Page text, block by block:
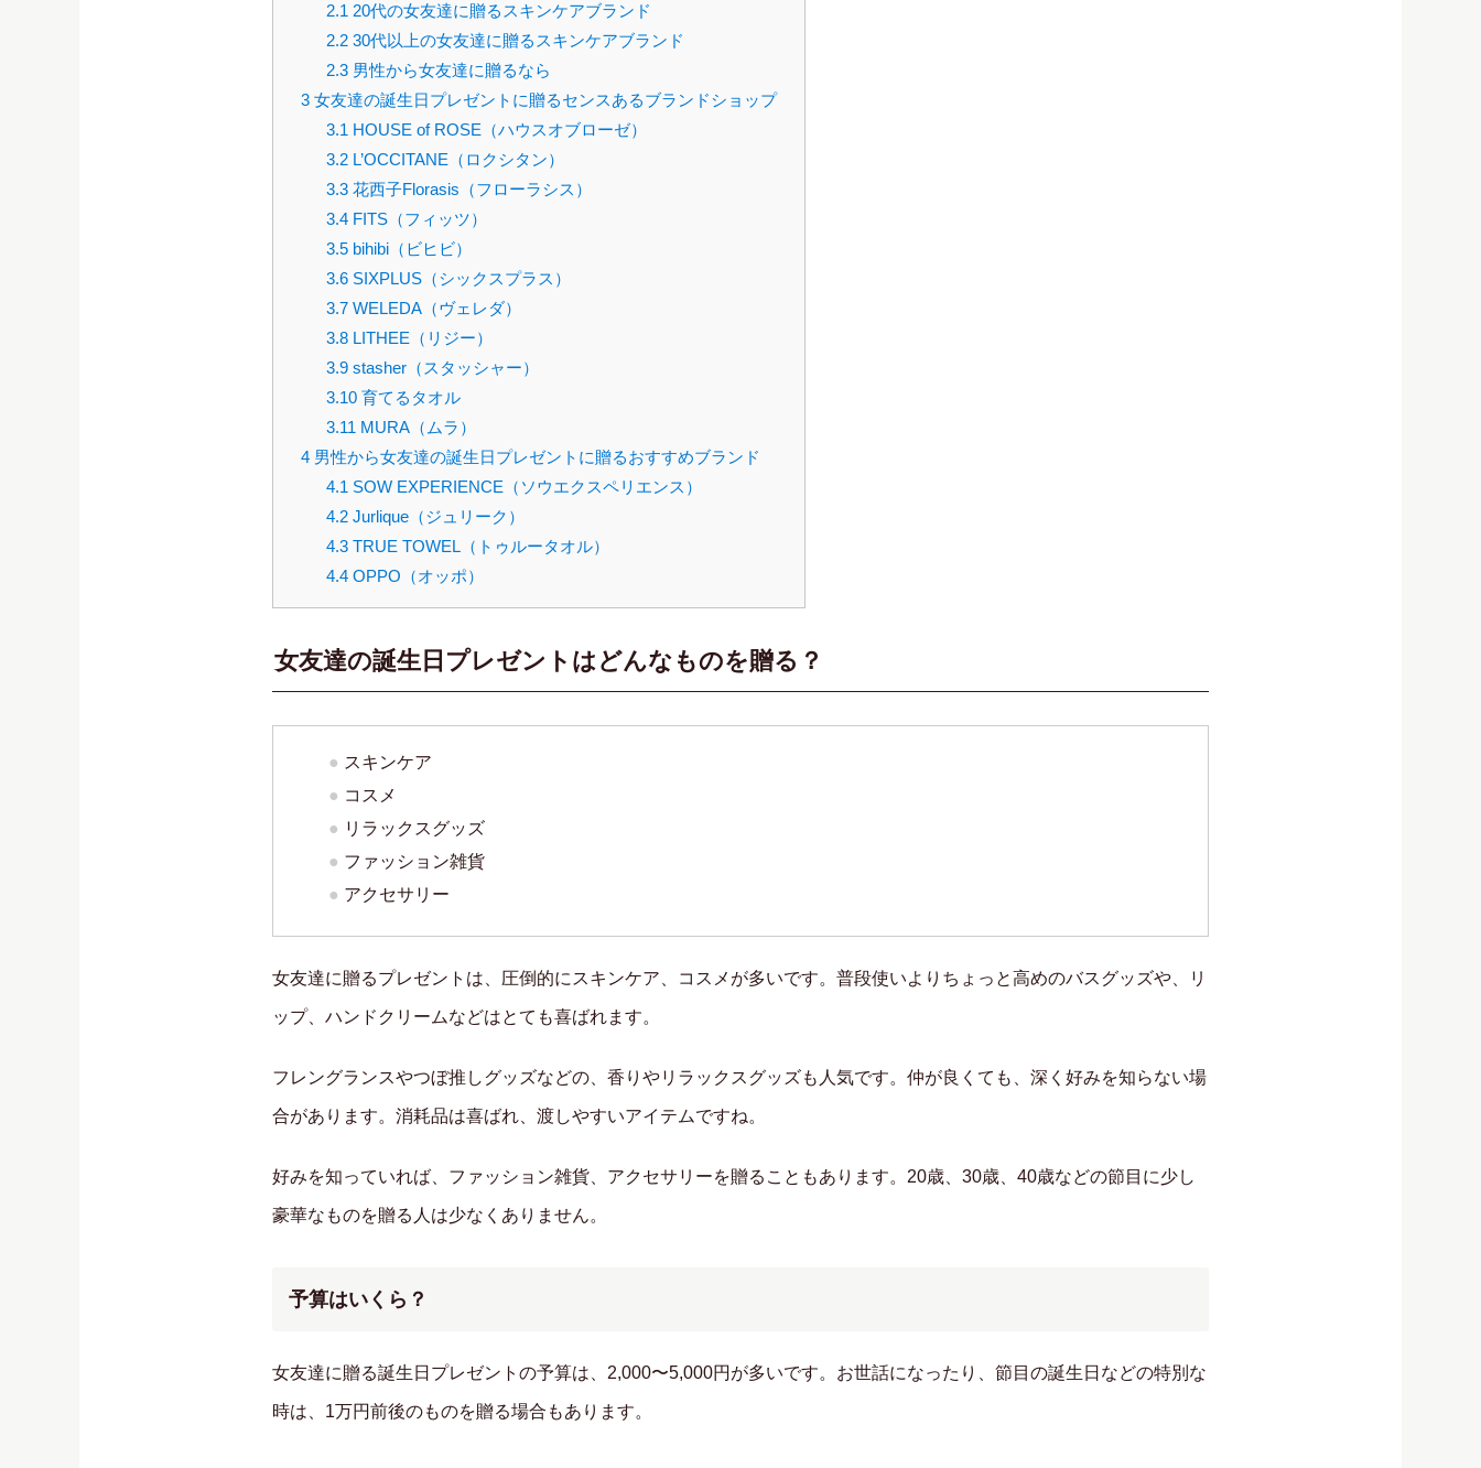
2.1 20代の女友達に贈るスキンケアブランド
2.230代以上の女友達に贈るスキンケアブランド
2.3男性から女友達に贈るなら
3 女友達の誕生日プレゼントに贈るセンスあるブランドショップ
3.1 HOUSE of ROSE（ハウスオブローゼ）
3.2L’OCCITANE（ロクシタン）
3.3花西子Florasis（フローラシス）
3.4FITS（フィッツ）
3.5bihibi（ビヒビ）
3.6SIXPLUS（シックスプラス）
3.7WELEDA（ヴェレダ）
3.8LITHEE（リジー）
3.9stasher（スタッシャー）
3.10育てるタオル
3.11 MURA（ムラ）
4 男性から女友達の誕生日プレゼントに贈るおすすめブランド
4.1 SOW EXPERIENCE（ソウエクスペリエンス）
4.2Jurlique（ジュリーク）
4.3TRUE TOWEL（トゥルータオル）
4.4OPPO（オッポ）
女友達の誕生日プレゼントはどんなものを贈る？
スキンケア
コスメ
リラックスグッズ
ファッション雑貨
アクセサリー
女友達に贈るプレゼントは、圧倒的にスキンケア、コスメが多いです。普段使いよりちょっと高めのバスグッズや、リ
ップ、ハンドクリームなどはとても喜ばれます。
フレングランスやつぼ推しグッズなどの、香りやリラックスグッズも人気です。仲が良くても、深く好みを知らない場
合があります。消耗品は喜ばれ、渡しやすいアイテムですね。
好みを知っていれば、ファッション雑貨、アクセサリーを贈ることもあります。20歳、30歳、40歳などの節目に少し
豪華なものを贈る人は少なくありません。
予算はいくら？
女友達に贈る誕生日プレゼントの予算は、2,000〜5,000円が多いです。お世話になったり、節目の誕生日などの特別な
時は、1万円前後のものを贈る場合もあります。